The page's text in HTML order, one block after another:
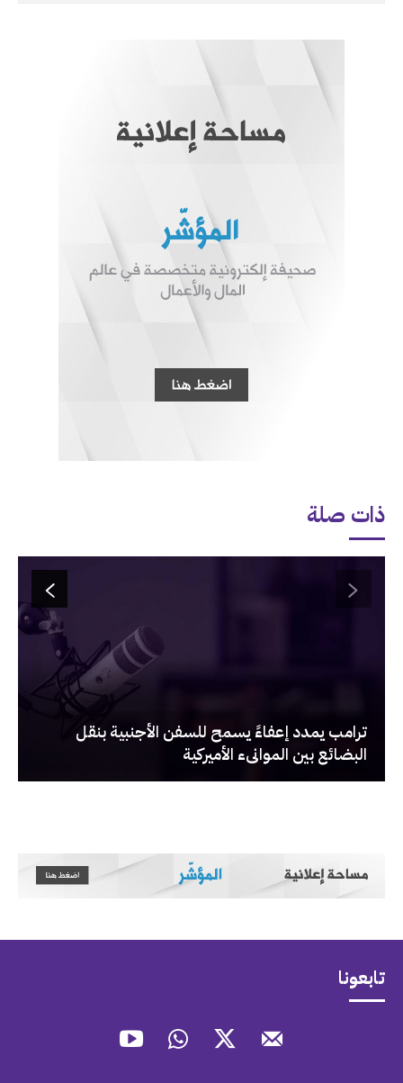
ذات صلة
‏ترامب يمدد إعفاءً يسمح للسفن الأجنبية بنقل
البضائع بين الموانىء الأميركية
تابعونا